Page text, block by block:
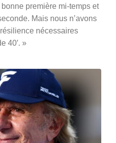
première mi-temps et
Mais nous n’avons
nécessaires
40′. »